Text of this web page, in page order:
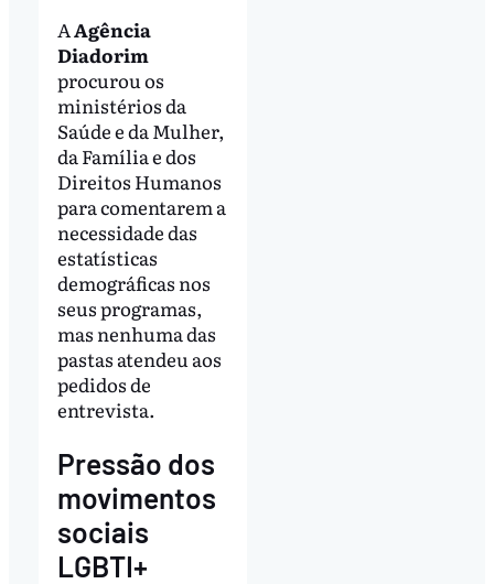
AAgência
Diadorim
procurou os
ministérios da
Saúde e da Mulher,
da Família e dos
Direitos Humanos
para comentarem a
necessidade das
estatísticas
demográficas nos
seus programas,
mas nenhuma das
pastas atendeu aos
pedidos de
entrevista.
Pressão dos
movimentos
sociais
LGBTI+